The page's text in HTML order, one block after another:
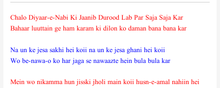
Chalo Diyaar-e-Nabi Ki Jaanib Durood Lab Par Saja Saja Kar
Bahaar luuttain ge ham karam ki dilon ko daman bana bana kar
Na un ke jesa sakhi hei koii na un ke jesa ghani hei koii
Wo be-nawa-o ko har jaga se nawaazte hein bula bula kar
Mein wo nikamma hun jisski jholi main koii husn-e-amal nahiin hei